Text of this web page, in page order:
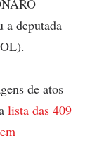
deputada
de atos
lista das 409